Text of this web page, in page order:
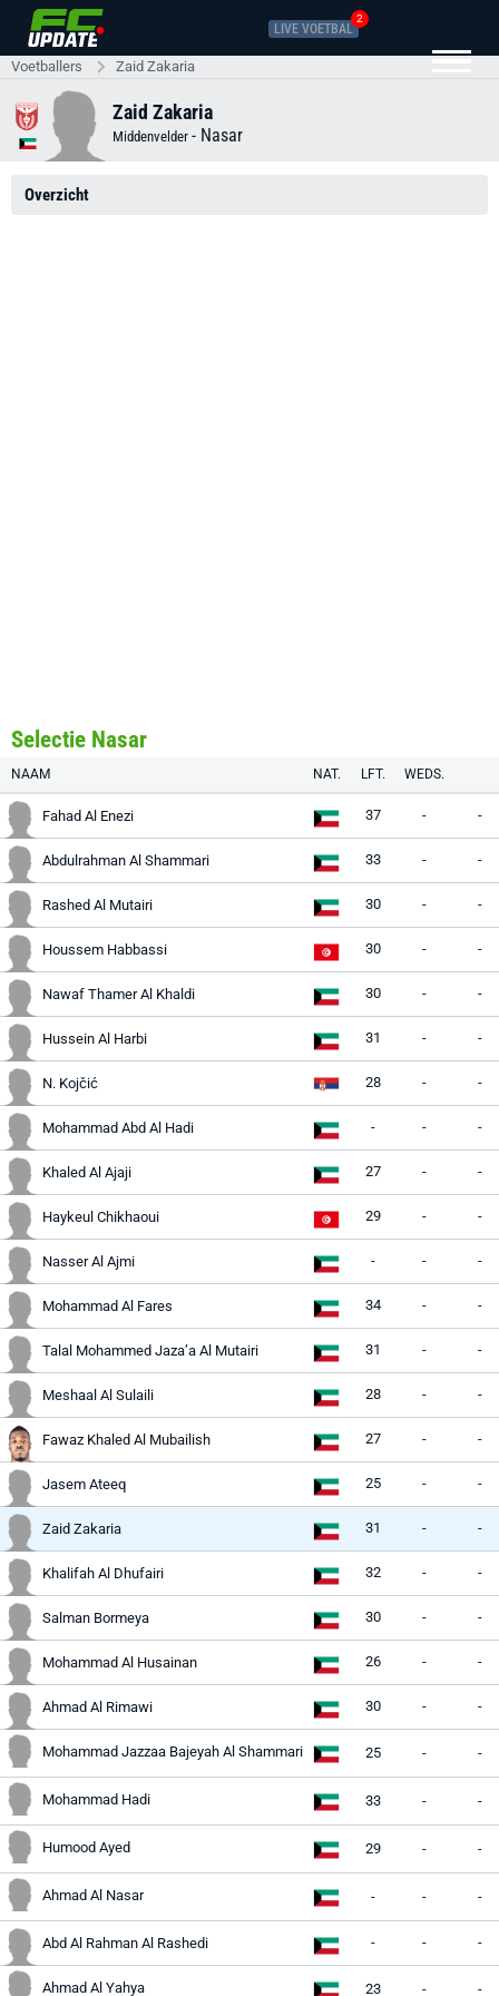
LIVE VOETBAL
2
Voetballers Zaid Zakaria
Zaid Zakaria
Middenvelder - Nasar
Overzicht
Selectie Nasar
NAAM NAT. LFT. WEDS.
Fahad Al Enezi 37 - -
Abdulrahman Al Shammari 33 - -
Rashed Al Mutairi 30 - -
Houssem Habbassi 30 - -
Nawaf Thamer Al Khaldi 30 - -
Hussein Al Harbi 31 - -
N. Kojčić 28 - -
Mohammad Abd Al Hadi - - -
Khaled Al Ajaji 27 - -
Haykeul Chikhaoui 29 - -
Nasser Al Ajmi - - -
Mohammad Al Fares 34 - -
Talal Mohammed Jaza’a Al Mutairi 31 - -
Meshaal Al Sulaili 28 - -
Fawaz Khaled Al Mubailish 27 - -
Jasem Ateeq 25 - -
Zaid Zakaria 31 - -
Khalifah Al Dhufairi 32 - -
Salman Bormeya 30 - -
Mohammad Al Husainan 26 - -
Ahmad Al Rimawi 30 - -
Mohammad Jazzaa Bajeyah Al Shammari 25 - -
Mohammad Hadi 33 - -
Humood Ayed 29 - -
Ahmad Al Nasar - - -
Abd Al Rahman Al Rashedi - - -
Ahmad Al Yahya 23 - -